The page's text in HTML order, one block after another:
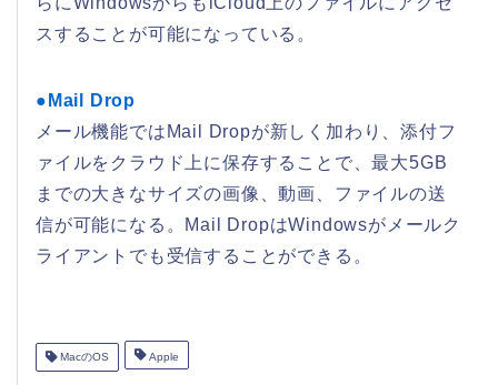
スすることが可能になっている。
●Mail Drop
メール機能ではMail Dropが新しく加わり、添付フ
ァイルをクラウド上に保存することで、最大5GB
までの大きなサイズの画像、動画、ファイルの送
信が可能になる。Mail DropはWindowsがメールク
ライアントでも受信することができる。
MacのOS Apple